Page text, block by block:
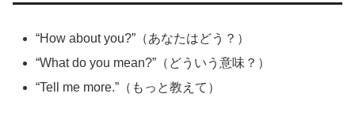
“How about you?”（あなたはどう？）
“What do you mean?”（どういう意味？）
“Tell me more.”（もっと教えて）